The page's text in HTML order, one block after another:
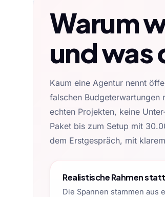
Warum
und was
Kaum eine Agentur nennt
falschen Budgeterwartungen
echten Projekten, keine
Paket bis zum Setup mit
dem Erstgespräch, mit
Realistische Rahmen
Die Spannen stammen aus